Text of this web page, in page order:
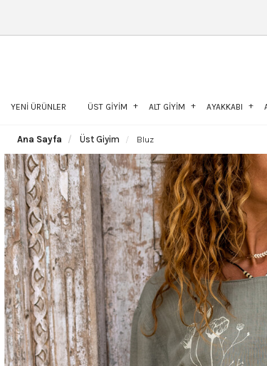
ÜCRETSİZ
YENİ ÜRÜNLER ÜST GİYİM ALT GİYİM AYAKKABI
Ana Sayfa Üst Giyim Bluz